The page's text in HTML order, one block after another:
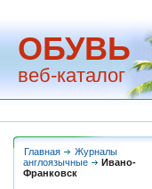
ОБУВЬ
веб-каталог
Главная
Журналы
англоязычные
Ивано-
Франковск